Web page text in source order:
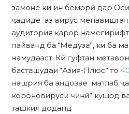
замоне ки ин беморӣ дар
ҷадиде аз вирус
аудитория қарор
пайванд ба “Медуза”, ки ба
намудааст. Кӣ гуфтан
басташудаи “Азия-Плюс” то
нашрия ба андозае матлаб
короновируси чинӣ” кушод
ташкил доданд